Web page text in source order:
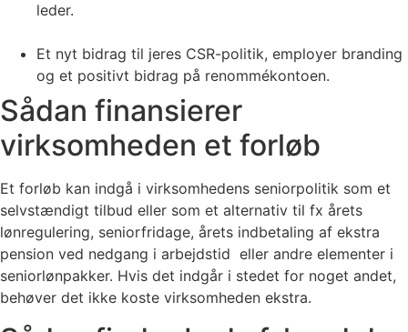
leder.
Et nyt bidrag til jeres CSR-politik, employer branding
og et positivt bidrag på renommékontoen.
Sådan finansierer
virksomheden et forløb
Et forløb kan indgå i virksomhedens seniorpolitik som et
selvstændigt tilbud eller som et alternativ til fx årets
lønregulering, seniorfridage, årets indbetaling af ekstra
pension ved nedgang i arbejdstid eller andre elementer i
seniorlønpakker. Hvis det indgår i stedet for noget andet,
behøver det ikke koste virksomheden ekstra.